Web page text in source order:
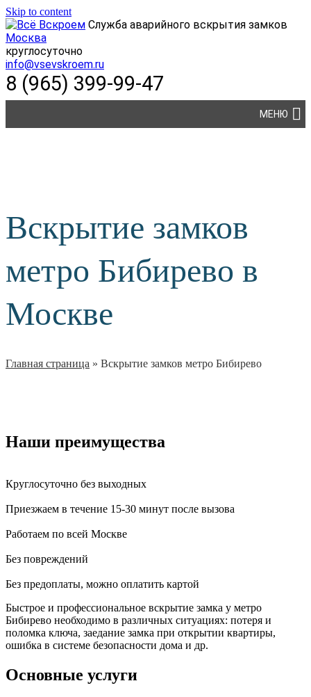
Skip to content
Служба аварийного вскрытия замков
Москва
круглосуточно
info@vsevskroem.ru
8 (965) 399-99-47
МЕНЮ
Вскрытие замков
метро Бибирево в
Москве
Главная страница » Вскрытие замков метро Бибирево
Наши преимущества
Круглосуточно без выходных
Приезжаем в течение 15-30 минут после вызова
Работаем по всей Москве
Без повреждений
Без предоплаты, можно оплатить картой
Быстрое и профессиональное вскрытие замка у метро
Бибирево необходимо в различных ситуациях: потеря и
поломка ключа, заедание замка при открытии квартиры,
ошибка в системе безопасности дома и др.
Основные услуги